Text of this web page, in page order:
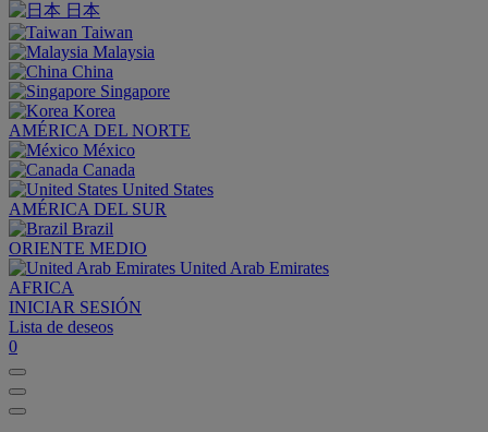
日本
Taiwan
Malaysia
China
Singapore
Korea
AMÉRICA DEL NORTE
México
Canada
United States
AMÉRICA DEL SUR
Brazil
ORIENTE MEDIO
United Arab Emirates
AFRICA
INICIAR SESIÓN
Lista de deseos
0